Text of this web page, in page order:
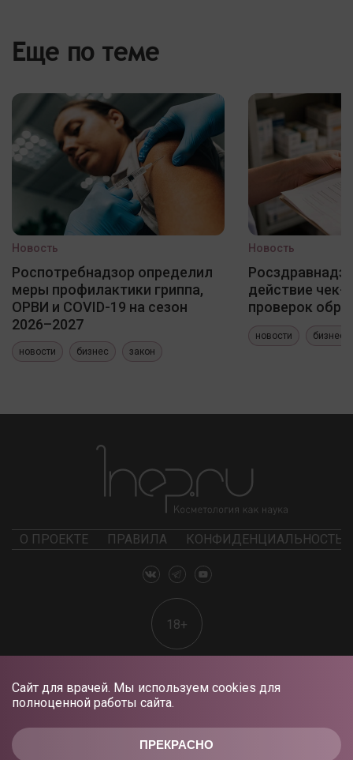
ПРЕКРАСНО
Сайт для врачей. Мы используем cookies для
полноценной работы сайта.
Еще по теме
Новость
Роспотребнадзор определил
меры профилактики гриппа,
ОРВИ и COVID-19 на сезон
2026–2027
новости бизнес закон
Новость
действие чек-
проверок
новости бизнес
О ПРОЕКТЕ ПРАВИЛА КОНФИДЕНЦИАЛЬНОСТЬ
18+